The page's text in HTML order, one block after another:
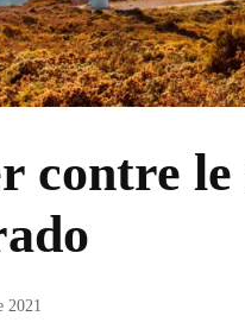
contre le
2021